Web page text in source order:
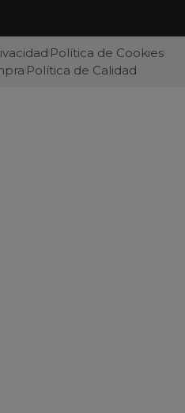
Política de Cookies
Política de Calidad